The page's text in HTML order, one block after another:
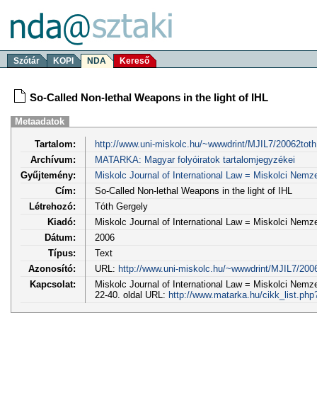
Szótár KOPI NDA Kereső
So-Called Non-lethal Weapons in the light of IHL
Metaadatok
Tartalom:
http://www.uni-miskolc.hu/~wwwdrint/MJIL7/
Archívum:
MATARKA: Magyar folyóiratok tartalomjegyzékei
Gyűjtemény:
Miskolc Journal of International Law = Miskolci
Cím:
So-Called Non-lethal Weapons in the light of IHL
Létrehozó:
Tóth Gergely
Kiadó:
Miskolc Journal of International Law = Miskolci
Dátum:
2006
Típus:
Text
Azonosító:
URL: http://www.uni-miskolc.hu/~wwwdrint/MJIL7/
Kapcsolat:
Miskolc Journal of International Law = Miskolci
22-40. oldal URL: http://www.matarka.hu/